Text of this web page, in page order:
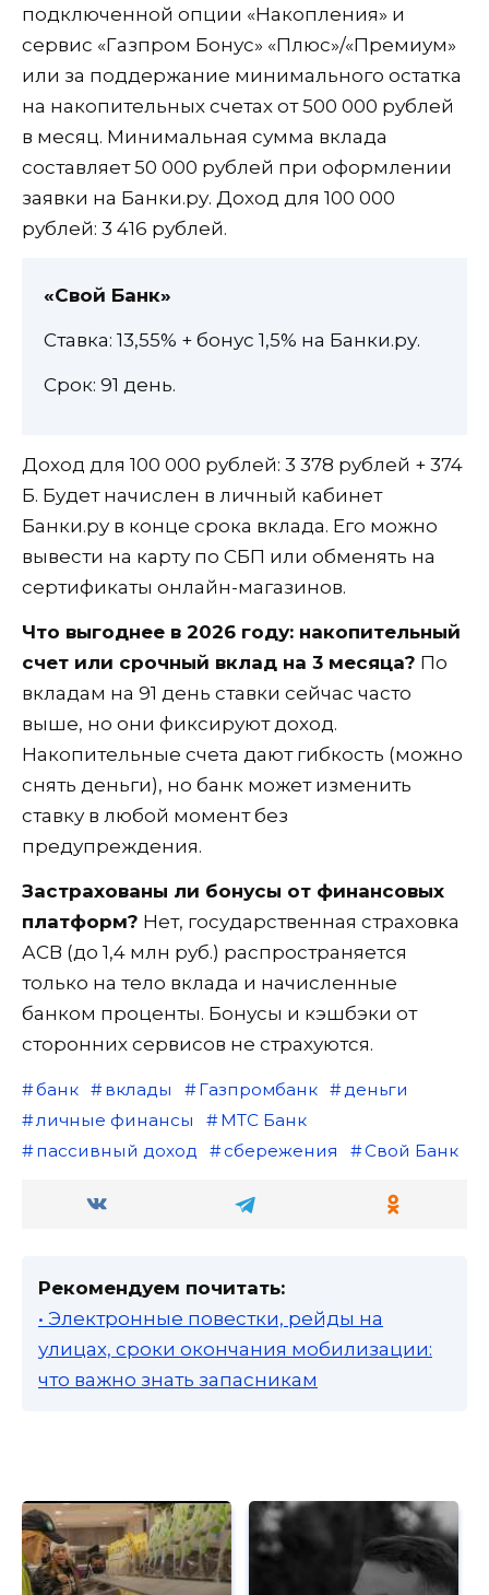
подключенной опции «Накопления» и
сервис «Газпром Бонус» «Плюс»/«Премиум»
или за поддержание минимального остатка
на накопительных счетах от 500 000 рублей
в месяц. Минимальная сумма вклада
составляет 50 000 рублей при оформлении
заявки на Банки.ру. Доход для 100 000
рублей: 3 416 рублей.
«Свой Банк»
Ставка: 13,55% + бонус 1,5% на Банки.ру.
Срок: 91 день.
Доход для 100 000 рублей: 3 378 рублей + 374
Б. Будет начислен в личный кабинет
Банки.ру в конце срока вклада. Его можно
вывести на карту по СБП или обменять на
сертификаты онлайн-магазинов.
Что выгоднее в 2026 году: накопительный
счет или срочный вклад на 3 месяца? По
вкладам на 91 день ставки сейчас часто
выше, но они фиксируют доход.
Накопительные счета дают гибкость (можно
снять деньги), но банк может изменить
ставку в любой момент без
предупреждения.
Застрахованы ли бонусы от финансовых
платформ? Нет, государственная страховка
АСВ (до 1,4 млн руб.) распространяется
только на тело вклада и начисленные
банком проценты. Бонусы и кэшбэки от
сторонних сервисов не страхуются.
банк вклады Газпромбанк
деньги
личные финансы
МТС Банк
пассивный доход
сбережения Свой Банк
Рекомендуем почитать:
• Электронные повестки, рейды на
улицах, сроки окончания мобилизации:
что важно знать запасникам